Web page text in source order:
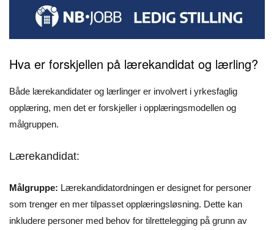
Hva er forskjellen på lærekandidat og lærling?
Både lærekandidater og lærlinger er involvert i yrkesfaglig
opplæring, men det er forskjeller i opplæringsmodellen og
målgruppen.
Lærekandidat:
Målgruppe: Lærekandidatordningen er designet for personer
som trenger en mer tilpasset opplæringsløsning. Dette kan
inkludere personer med behov for tilrettelegging på grunn av